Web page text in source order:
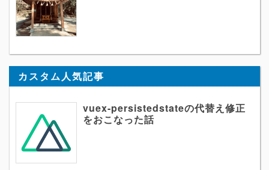
カスタム人気記事
vuex-persistedstateの代替え修正
をおこなった話